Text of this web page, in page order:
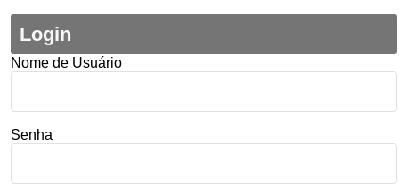
Login
Nome de Usuário
Senha